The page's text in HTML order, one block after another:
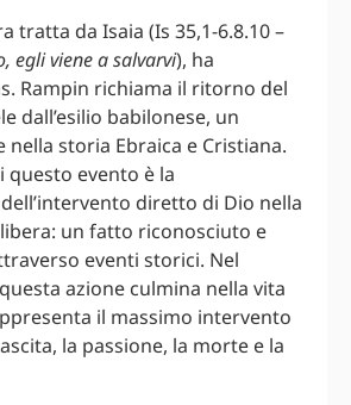
tratta da Isaia (Is 35,1-6.8.10 –
egli viene a salvarvi), ha
Rampin richiama il ritorno del
dall’esilio babilonese, un
nella storia Ebraica e Cristiana.
questo evento è la
diretto di Dio nella
un fatto riconosciuto e
eventi storici. Nel
azione culmina nella vita
il massimo intervento
la passione, la morte e la